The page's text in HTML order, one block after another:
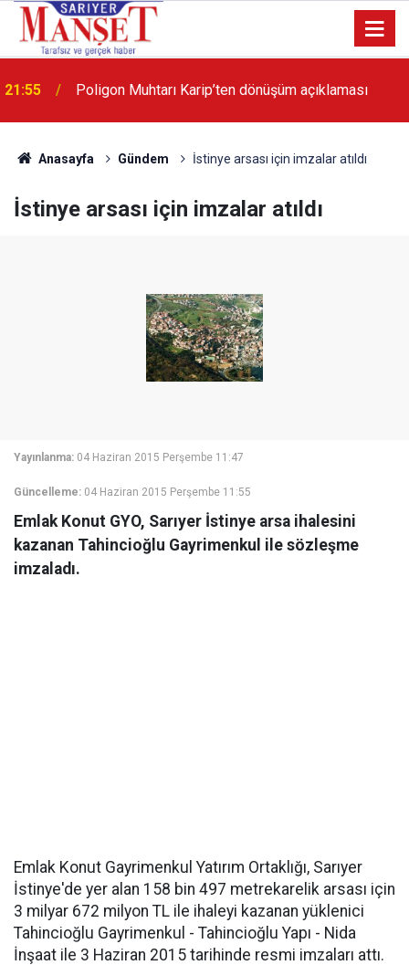
13:36 'Poligon'da İstanbul'a örnek proje gerçekleştirilecek'
Anasayfa Gündem İstinye arsası için imzalar atıldı
İstinye arsası için imzalar atıldı
Yayınlanma: 04 Haziran 2015 Perşembe 11:47
Güncelleme: 04 Haziran 2015 Perşembe 11:55
Emlak Konut GYO, Sarıyer İstinye arsa ihalesini
kazanan Tahincioğlu Gayrimenkul ile sözleşme
imzaladı.
Emlak Konut Gayrimenkul Yatırım Ortaklığı, Sarıyer
İstinye'de yer alan 158 bin 497 metrekarelik arsası için
3 milyar 672 milyon TL ile ihaleyi kazanan yüklenici
Tahincioğlu Gayrimenkul - Tahincioğlu Yapı - Nida
İnşaat ile 3 Haziran 2015 tarihinde resmi imzaları attı.